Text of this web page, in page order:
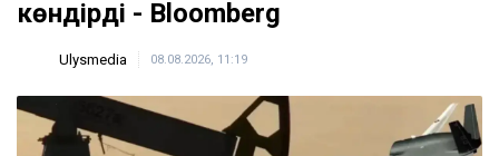
көндірді - Bloomberg
Ulysmedia 08.08.2026, 11:19